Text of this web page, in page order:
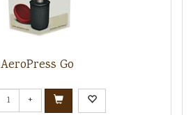
AeroPress Go
+